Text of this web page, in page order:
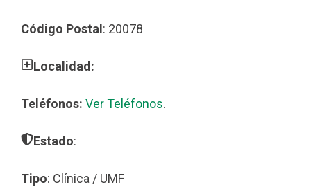
Código Postal : 20078
Localidad:
Teléfonos: Ver Teléfonos.
Estado:
Tipo: Clínica / UMF